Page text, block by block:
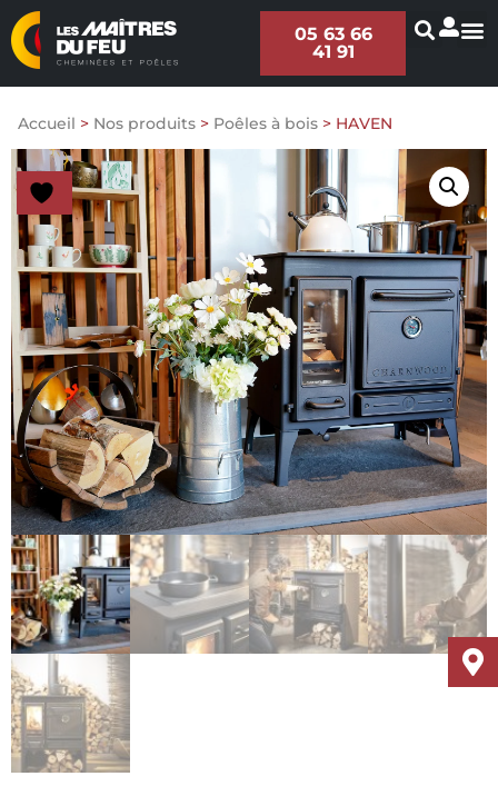
05 63 66
41 91
Accueil > Nos produits > Poêles à bois > HAVEN